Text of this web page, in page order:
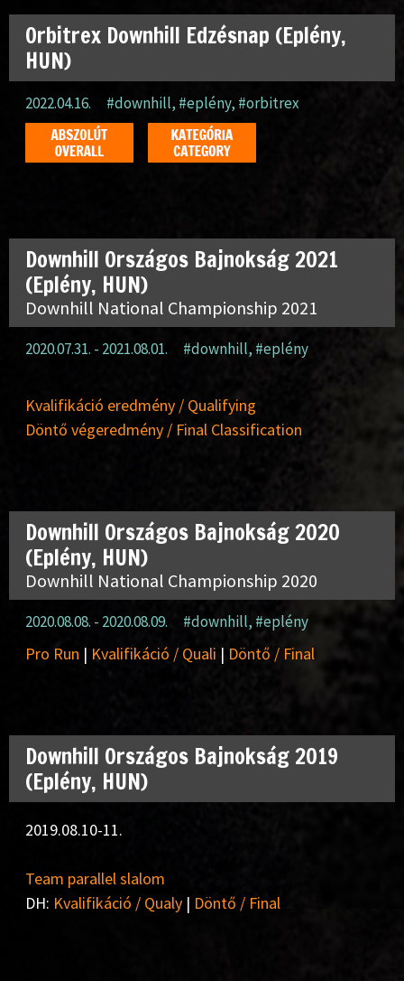
Orbitrex Downhill Edzésnap (Eplény,
HUN)
2022.04.16. #downhill, #eplény, #orbitrex
Downhill Országos Bajnokság 2021
(Eplény, HUN)
Downhill National Championship 2021
2020.07.31. - 2021.08.01. #downhill, #eplény
Kvalifikáció eredmény / Qualifying
Döntő végeredmény / Final Classification
Downhill Országos Bajnokság 2020
(Eplény, HUN)
Downhill National Championship 2020
2020.08.08. - 2020.08.09. #downhill, #eplény
Pro Run | Kvalifikáció / Quali | Döntő / Final
Downhill Országos Bajnokság 2019
(Eplény, HUN)
2019.08.10-11.
Team parallel slalom
DH: Kvalifikáció / Qualy | Döntő / Final